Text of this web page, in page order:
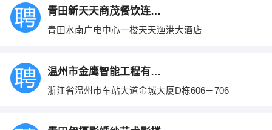
青田新天天商茂餐饮连锁有限公司
青田水南广电中心一楼天天渔港大酒店
温州市金鹰智能工程有限公司
浙江省温州市车站大道金城大厦D栋606－706